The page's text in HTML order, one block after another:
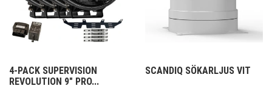
4-PACK SUPERVISION
REVOLUTION 9" PRO...
SCANDIQ SÖKARLJUS VIT